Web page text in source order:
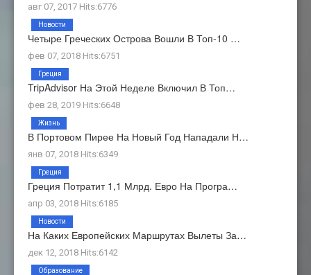
авг 07, 2017 Hits:6776
Четыре Греческих Острова Вошли В Топ-10 …
фев 07, 2018 Hits:6751
Новости
TripAdvisor На Этой Неделе Включил В Топ…
фев 28, 2019 Hits:6648
Греция
В Портовом Пирее На Новый Год Нападали Н…
янв 07, 2018 Hits:6349
Жизнь
Греция Потратит 1,1 Млрд. Евро На Програ…
апр 03, 2018 Hits:6185
Греция
На Каких Европейских Маршрутах Вылеты За…
дек 12, 2018 Hits:6142
Новости
Образование